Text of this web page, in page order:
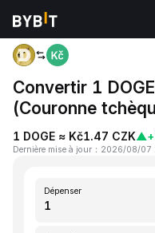
Accueil
Convertir 1
(Couronne
1 DOGE ≈ Kč1.47 CZK▲
Dernière mise à jour ： 2026/08/07
Dépenser